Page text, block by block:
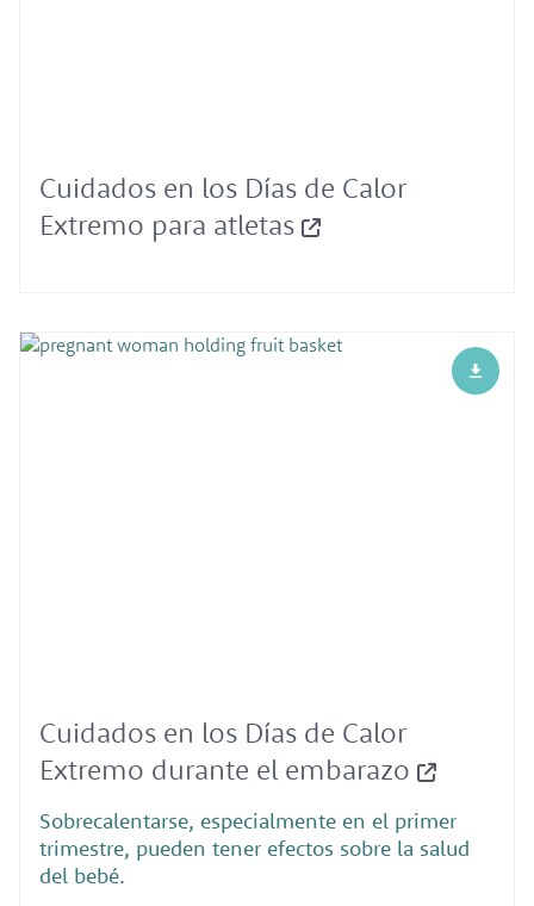
Cuidados en los Días de Calor
Extremo para atletas
Cuidados en los Días de Calor
Extremo durante el embarazo
Sobrecalentarse, especialmente en el primer
trimestre, pueden tener efectos sobre la salud
del bebé.